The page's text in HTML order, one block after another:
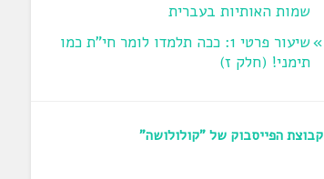
שמות האותיות בעברית
שיעור פרטי 1: ככה תלמדו לומר חי"ת כמו
תימני! ‏(חלק ז‏)
קבוצת הפייסבוק של "קולולושה"